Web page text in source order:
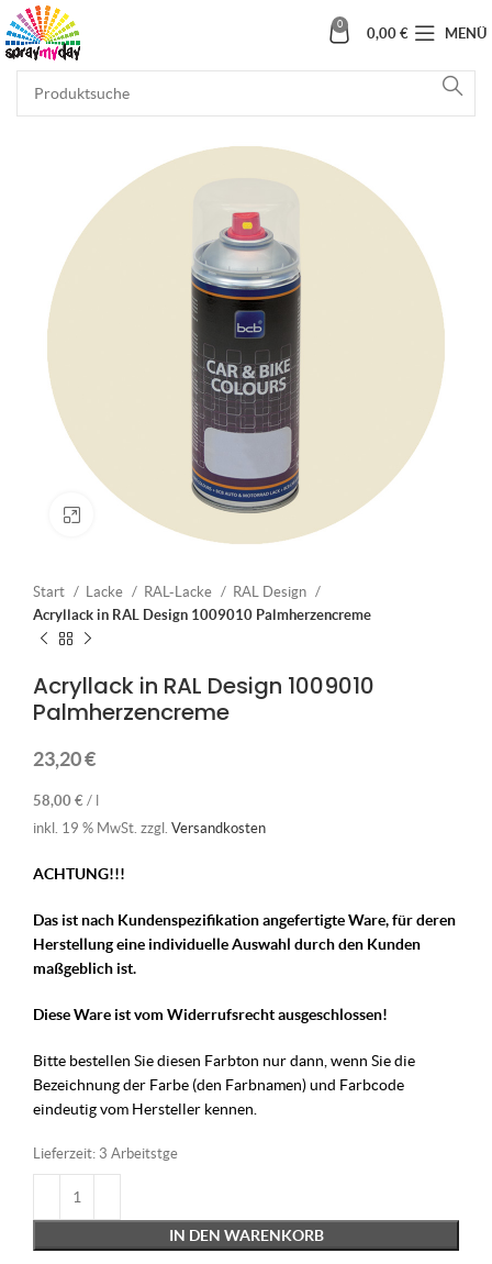
0
0,00 € MENÜ
Klick zum Vergrößern
Start Lacke RAL-Lacke
RAL Design
Acryllack in RAL Design 1009010 Palmherzencreme
Acryllack in RAL Design 1009010
Palmherzencreme
23,20€
58,00 € /
inkl. 19 % MwSt. zzgl. Versandkosten
ACHTUNG!!!
Das ist nach Kundenspezifikation angefertigte Ware, für deren
Herstellung eine individuelle Auswahl durch den Kunden
maßgeblich ist.
Diese Ware ist vom Widerrufsrecht ausgeschlossen!
Bitte bestellen Sie diesen Farbton nur dann, wenn Sie die
Bezeichnung der Farbe (den Farbnamen) und Farbcode
eindeutig vom Hersteller kennen.
Lieferzeit: 3 Arbeitstge
IN DEN WARENKORB